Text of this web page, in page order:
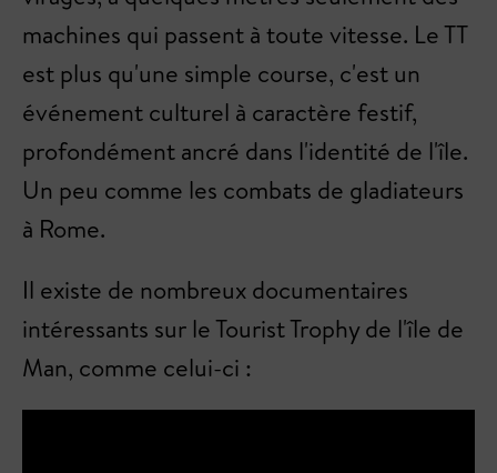
machines qui passent à toute vitesse. Le TT
est plus qu'une simple course, c'est un
événement culturel à caractère festif,
profondément ancré dans l'identité de l'île.
Un peu comme les combats de gladiateurs
à Rome.
Il existe de nombreux documentaires
intéressants sur le Tourist Trophy de l'île de
Man, comme celui-ci :